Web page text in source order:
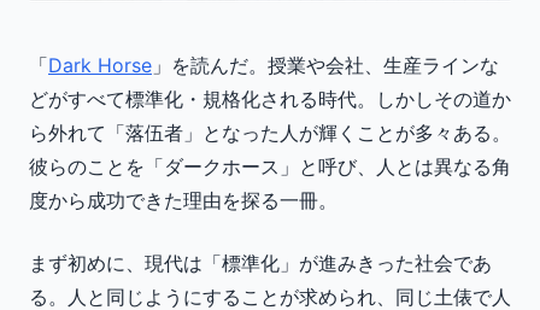
「Dark Horse 」を読んだ。授業や会社、生産ラインな
どがすべて標準化・規格化される時代。しかしその道か
ら外れて「落伍者」となった人が輝くことが多々ある。
彼らのことを「ダークホース」と呼び、人とは異なる角
度から成功できた理由を探る一冊。
まず初めに、現代は「標準化」が進みきった社会であ
る。人と同じようにすることが求められ、同じ土俵で人